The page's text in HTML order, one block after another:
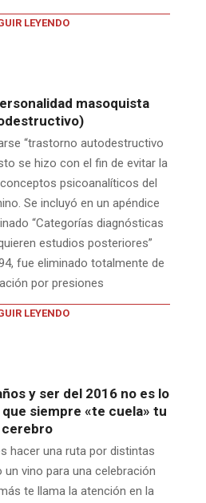
LEYENDO
masoquista
“trastorno autodestructivo
se hizo con el fin de evitar la
psicoanalíticos del
Se incluyó en un apéndice
“Categorías diagnósticas
estudios posteriores”
fue eliminado totalmente de
por presiones
LEYENDO
y ser del 2016 no es lo
siempre «te cuela» tu
cerebro
hacer una ruta por distintas
un vino para una celebración
te llama la atención en la